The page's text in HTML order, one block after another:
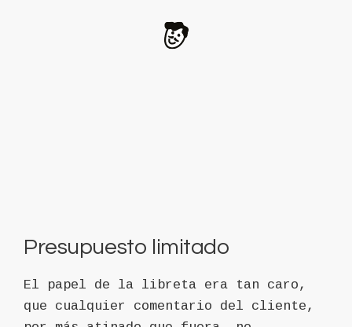
Presupuesto limitado
El papel de la libreta era tan caro,
que cualquier comentario del cliente,